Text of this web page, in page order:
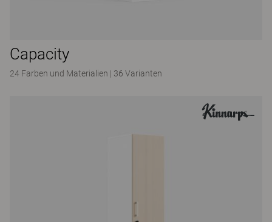
Capacity
24 Farben und Materialien | 36 Varianten